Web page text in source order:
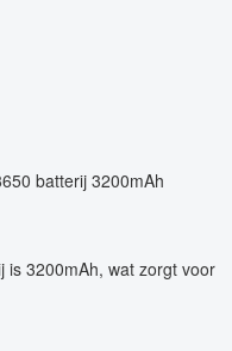
batterij 3200mAh
is 3200mAh, wat zorgt voor